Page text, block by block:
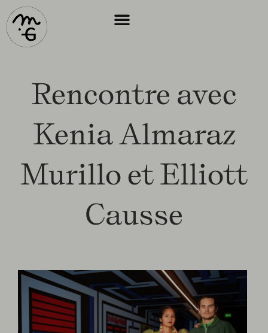
Rencontre avec
Kenia Almaraz
Murillo et Elliott
Causse